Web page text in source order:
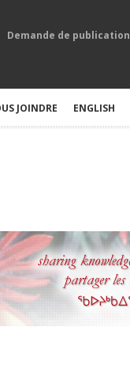
Demande de publication
JOINDRE ENGLISH